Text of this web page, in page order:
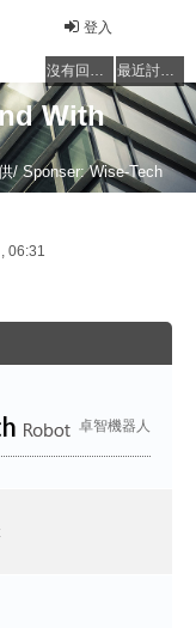
登入
沒有回覆的主題 最近討論的主題
With
/ Sponser: Wise-Tech
06:31
卓智機器人